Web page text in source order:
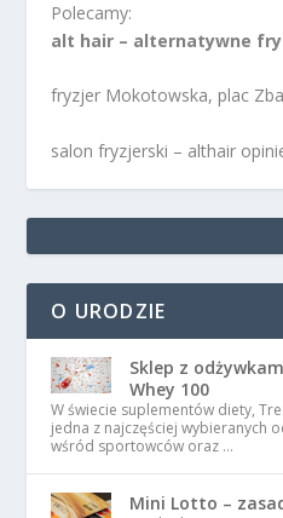
Polecamy:
alt hair – alternatywne
fryzjer Mokotowska, plac
salon fryzjerski – althair
O URODZIE
Sklep z
Whey 100
W świecie suplementów diety,
jedna z najczęściej wybieranych
wśród sportowców oraz …
Mini Lotto –